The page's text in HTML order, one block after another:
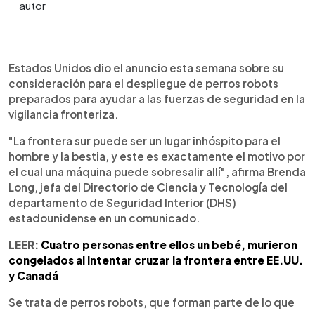
Escuchar artículo
Estados Unidos dio el anuncio esta semana sobre su
consideración para el despliegue de perros robots
preparados para ayudar a las fuerzas de seguridad en la
vigilancia fronteriza.
"La frontera sur puede ser un lugar inhóspito para el
hombre y la bestia, y este es exactamente el motivo por
el cual una máquina puede sobresalir allí", afirma Brenda
Long, jefa del Directorio de Ciencia y Tecnología del
departamento de Seguridad Interior (DHS)
estadounidense en un comunicado.
LEER: Cuatro personas entre ellos un bebé, murieron
congelados al intentar cruzar la frontera entre EE.UU.
y Canadá
Se trata de perros robots, que forman parte de lo que